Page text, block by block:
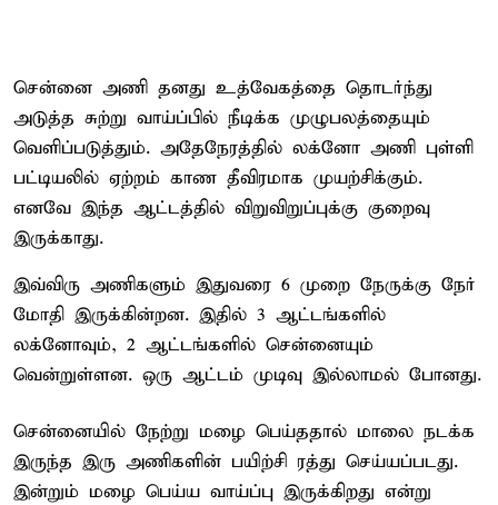
சென்னை அணி தனது உத்வேகத்தை தொடர்ந்து
அடுத்த சுற்று வாய்ப்பில் நீடிக்க முழுபலத்தையும்
வெளிப்படுத்தும். அதேநேரத்தில் லக்னோ அணி புள்ளி
பட்டியலில் ஏற்றம் காண தீவிரமாக முயற்சிக்கும்.
எனவே இந்த ஆட்டத்தில் விறுவிறுப்புக்கு குறைவு
இருக்காது.
இவ்விரு அணிகளும் இதுவரை 6 முறை நேருக்கு நேர்
மோதி இருக்கின்றன. இதில் 3 ஆட்டங்களில்
லக்னோவும், 2 ஆட்டங்களில் சென்னையும்
வென்றுள்ளன. ஒரு ஆட்டம் முடிவு இல்லாமல் போனது.
சென்னையில் நேற்று மழை பெய்ததால் மாலை நடக்க
இருந்த இரு அணிகளின் பயிற்சி ரத்து செய்யப்படது.
இன்றும் மழை பெய்ய வாய்ப்பு இருக்கிறது என்று